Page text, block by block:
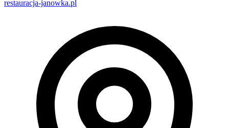
restauracja-janowka.pl